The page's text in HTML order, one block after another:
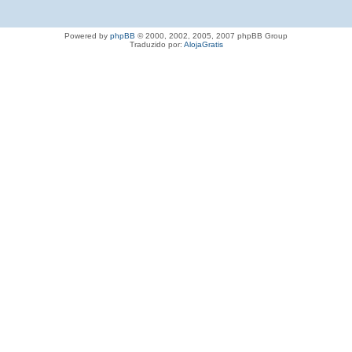
Powered by phpBB © 2000, 2002, 2005, 2007 phpBB Group
Traduzido por: AlojaGratis